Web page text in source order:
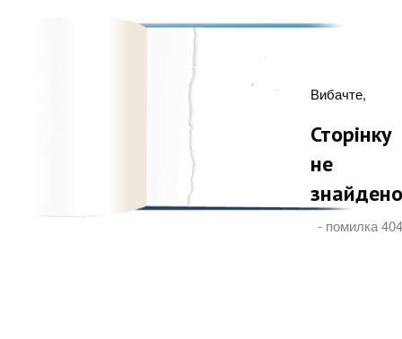
Вибачте,
Сторінку
не
знайдено
- помилка 404